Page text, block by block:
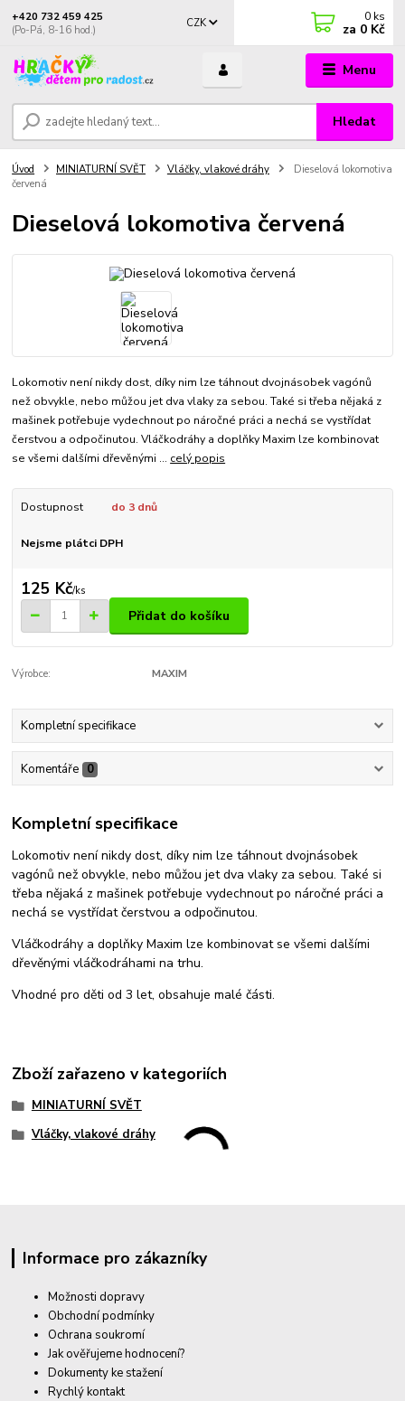
Menu
CZK
Hledat
+420 732 459 425
(Po-Pá, 8-16 hod.)
0 ks
za 0 Kč
Úvod MINIATURNÍ SVĚT Vláčky, vlakové dráhy
Dieselová lokomotiva
červená
Dieselová lokomotiva červená
Lokomotiv není nikdy dost, díky nim lze táhnout dvojnásobek vagónů
než obvykle, nebo můžou jet dva vlaky za sebou. Také si třeba nějaká z
mašinek potřebuje vydechnout po náročné práci a nechá se vystřídat
čerstvou a odpočinutou. Vláčkodráhy a doplňky Maxim lze kombinovat
se všemi dalšími dřevěnými ... celý popis
Dostupnost do 3 dnů
Nejsme plátci DPH
125 Kč/ks
Přidat do košíku
Výrobce: MAXIM
Kompletní specifikace
Komentáře 0
Kompletní specifikace
Lokomotiv není nikdy dost, díky nim lze táhnout dvojnásobek
vagónů než obvykle, nebo můžou jet dva vlaky za sebou. Také si
třeba nějaká z mašinek potřebuje vydechnout po náročné práci a
nechá se vystřídat čerstvou a odpočinutou.
Vláčkodráhy a doplňky Maxim lze kombinovat se všemi dalšími
dřevěnými vláčkodráhami na trhu.
Vhodné pro děti od 3 let, obsahuje malé části.
Zboží zařazeno v kategoriích
MINIATURNÍ SVĚT
Vláčky, vlakové dráhy
Informace pro zákazníky
Možnosti dopravy
Obchodní podmínky
Ochrana soukromí
Jak ověřujeme hodnocení?
Dokumenty ke stažení
Rychlý kontakt